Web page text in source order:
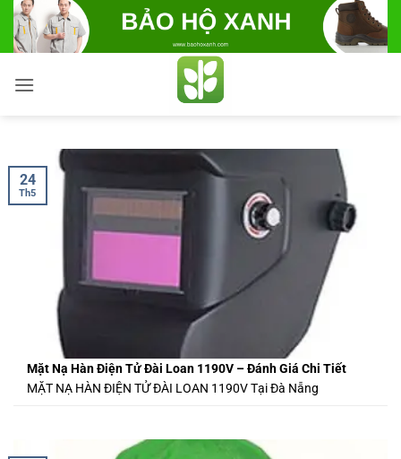
Bỏ
qua
nội
dung
Mặt Nạ Hàn Điện Tử Đài Loan 1190V – Đánh Giá Chi Tiết
MẶT NẠ HÀN ĐIỆN TỬ ĐÀI LOAN 1190V Tại Đà Nẵng
24
Th5